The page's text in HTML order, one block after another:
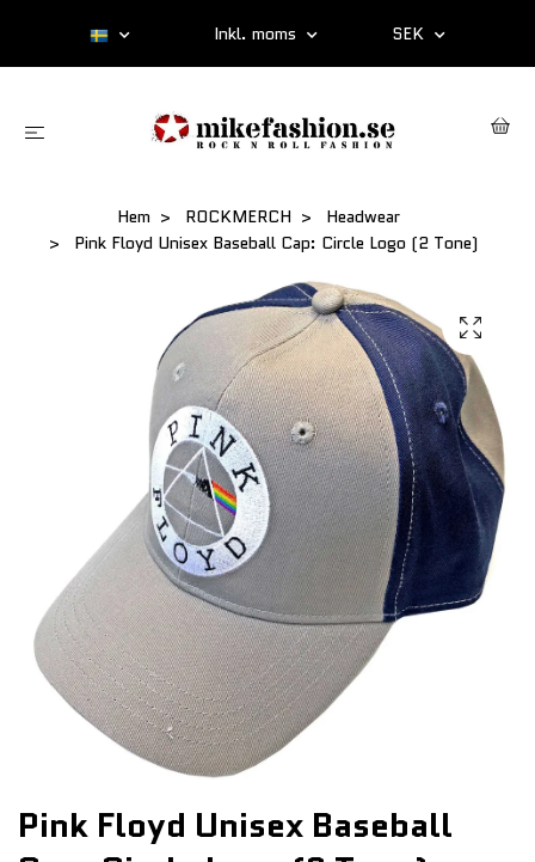
Inkl. moms SEK
Hem ROCKMERCH
Headwear
Pink Floyd Unisex Baseball Cap: Circle Logo (2 Tone)
Pink Floyd Unisex Baseball